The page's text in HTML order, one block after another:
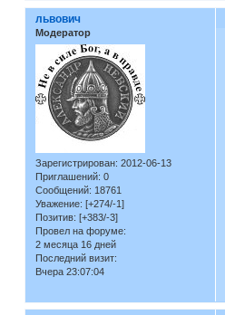
львович
Модератор
Зарегистрирован: 2012-06-13
Приглашений: 0
Сообщений: 18761
Уважение: [+274/-1]
Позитив: [+383/-3]
Провел на форуме:
2 месяца 16 дней
Последний визит:
Вчера 23:07:04